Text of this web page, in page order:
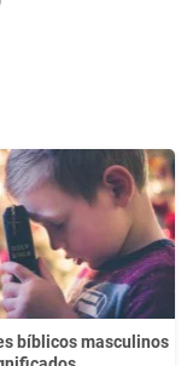
bíblicos masculinos